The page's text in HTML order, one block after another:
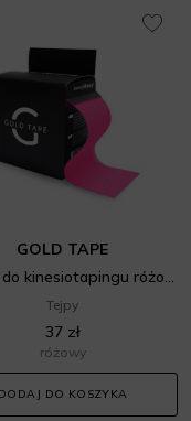
GOLD TAPE
Taśma do kinesiotapingu różowa
Tejpy
37 zł
różowy
DODAJ DO KOSZYKA